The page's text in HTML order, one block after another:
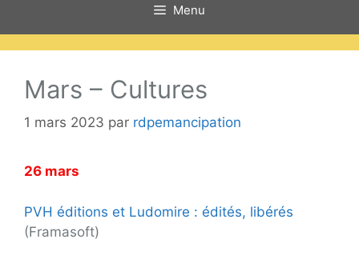
Menu
Mars – Cultures
1 mars 2023 par rdpemancipation
26 mars
PVH éditions et Ludomire : édités, libérés
(Framasoft)